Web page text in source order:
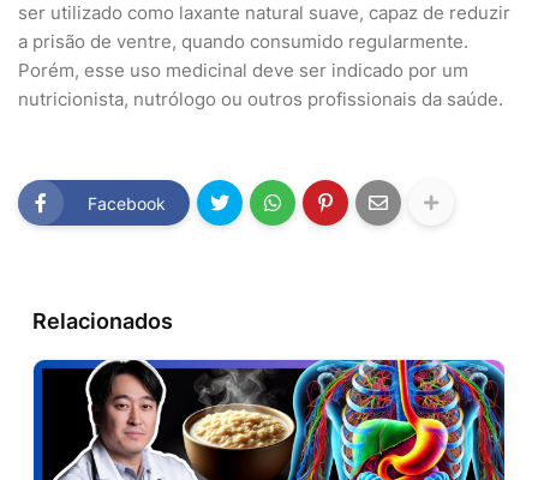
ser utilizado como laxante natural suave, capaz de reduzir
a prisão de ventre, quando consumido regularmente.
Porém, esse uso medicinal deve ser indicado por um
nutricionista, nutrólogo ou outros profissionais da saúde.
Facebook
Relacionados